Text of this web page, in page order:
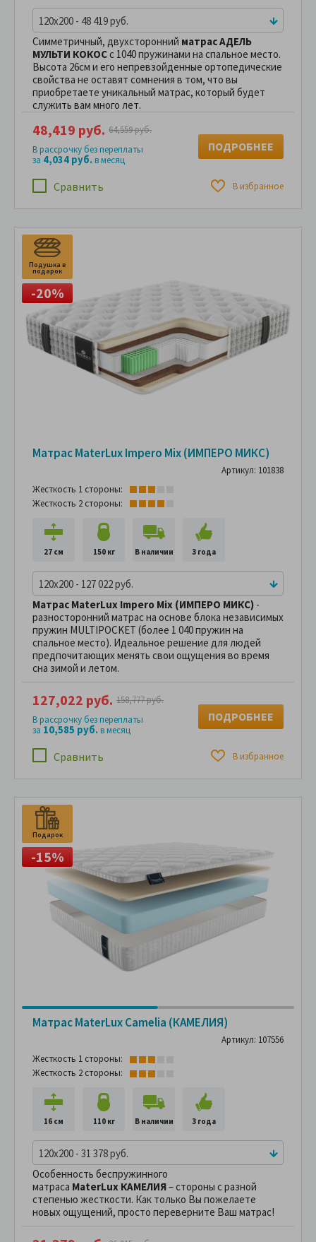
120x200 - 48 419 руб.
Симметричный, двухсторонний матрас АДЕЛЬ
МУЛЬТИ КОКОСс 1040 пружинами на спальное место.
Высота 26см и его непревзойденные ортопедические
свойства не оставят сомнения в том, что вы
приобретаете уникальный матрас, который будет
служить вам много лет.
Сравнить В избранное
48,419 руб. 64,559 руб.
В рассрочку без переплаты
за 4,034 руб.в месяц
ПОДРОБНЕЕ
Подушка в
подарок
-20%
Матрас MaterLux Impero Mix (ИМПЕРО МИКС)
Артикул: 101838
Жесткость 1 стороны:
Жесткость 2 стороны:
27 см 150 кг В наличии 3 года
120x200 - 127 022 руб.
Матрас MaterLux Impero Mix (ИМПЕРО МИКС) -
разносторонний матрас на основе блока независимых
пружин MULTIPOCKET (более 1 040 пружин на
спальное место). Идеальное решение для людей
предпочитающих менять свои ощущения во время
сна зимой и летом.
Сравнить В избранное
127,022 руб. 158,777 руб.
В рассрочку без переплаты
за 10,585 руб.в месяц
ПОДРОБНЕЕ
Подарок
-15%
Матрас MaterLux Camelia (КАМЕЛИЯ)
Артикул: 107556
Жесткость 1 стороны:
Жесткость 2 стороны:
16 см 110 кг В наличии 3 года
120x200 - 31 378 руб.
Особенность беспружинного
матраса MaterLux КАМЕЛИЯ– стороны с разной
степенью жесткости. Как только Вы пожелаете
новых ощущений, просто переверните Ваш матрас!